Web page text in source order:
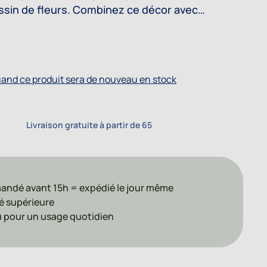
de fleurs. Combinez ce décor avec
ou Melody.
ce produit sera de nouveau en stock
Livraison gratuite à partir de 65
avant 15h = expédié le jour même
supérieure
pour un usage quotidien